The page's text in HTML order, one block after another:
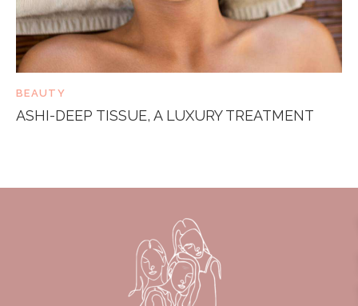
BEAUTY
ASHI-DEEP TISSUE, A LUXURY TREATMENT